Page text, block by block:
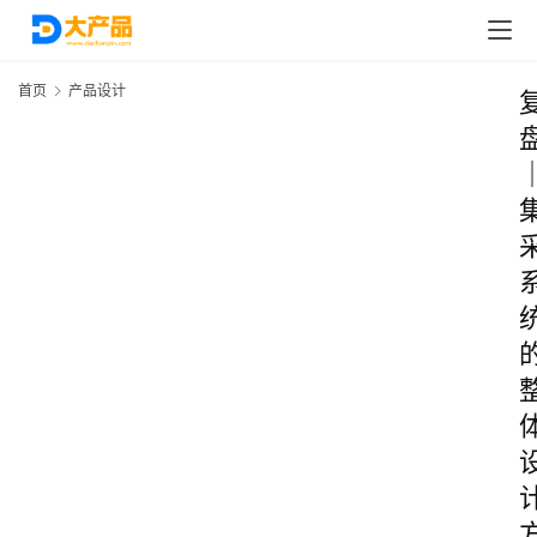
首页 产品设计